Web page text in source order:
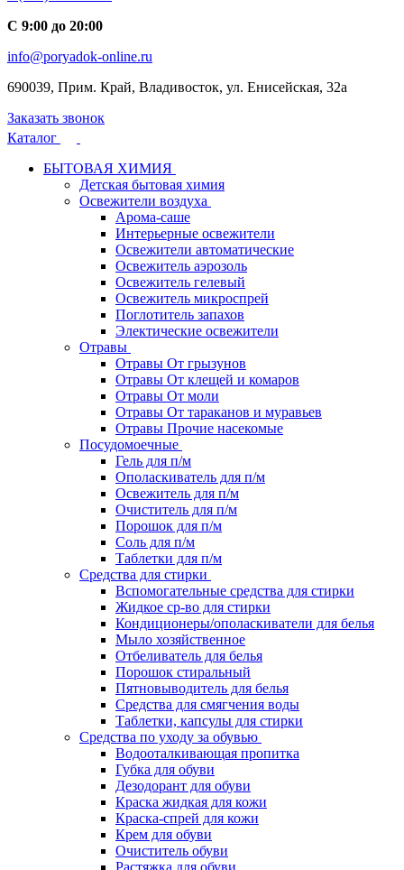
С 9:00 до 20:00
info@poryadok-online.ru
690039, Прим. Край, Владивосток, ул. Енисейская, 32а
Заказать звонок
Каталог
БЫТОВАЯ ХИМИЯ
Детская бытовая химия
Освежители воздуха
Арома-саше
Интерьерные освежители
Освежители автоматические
Освежитель аэрозоль
Освежитель гелевый
Освежитель микроспрей
Поглотитель запахов
Электические освежители
Отравы
Отравы От грызунов
Отравы От клещей и комаров
Отравы От моли
Отравы От тараканов и муравьев
Отравы Прочие насекомые
Посудомоечные
Гель для п/м
Ополаскиватель для п/м
Освежитель для п/м
Очиститель для п/м
Порошок для п/м
Соль для п/м
Таблетки для п/м
Средства для стирки
Вспомогательные средства для стирки
Жидкое ср-во для стирки
Кондиционеры/ополаскиватели для белья
Мыло хозяйственное
Отбеливатель для белья
Порошок стиральный
Пятновыводитель для белья
Средства для смягчения воды
Таблетки, капсулы для стирки
Средства по уходу за обувью
Водооталкивающая пропитка
Губка для обуви
Дезодорант для обуви
Краска жидкая для кожи
Краска-спрей для кожи
Крем для обуви
Очиститель обуви
Растяжка для обуви